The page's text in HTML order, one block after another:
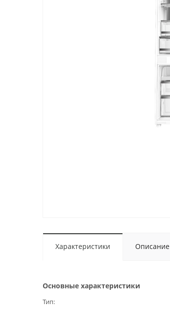
Характеристики Описание
Основные характеристики
Тип